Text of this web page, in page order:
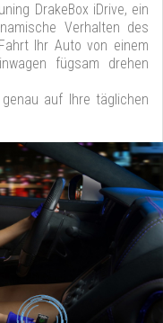
DrakeBox iDrive, ein
Verhalten des
Ihr Auto von einem
fügsam drehen
auf Ihre täglichen